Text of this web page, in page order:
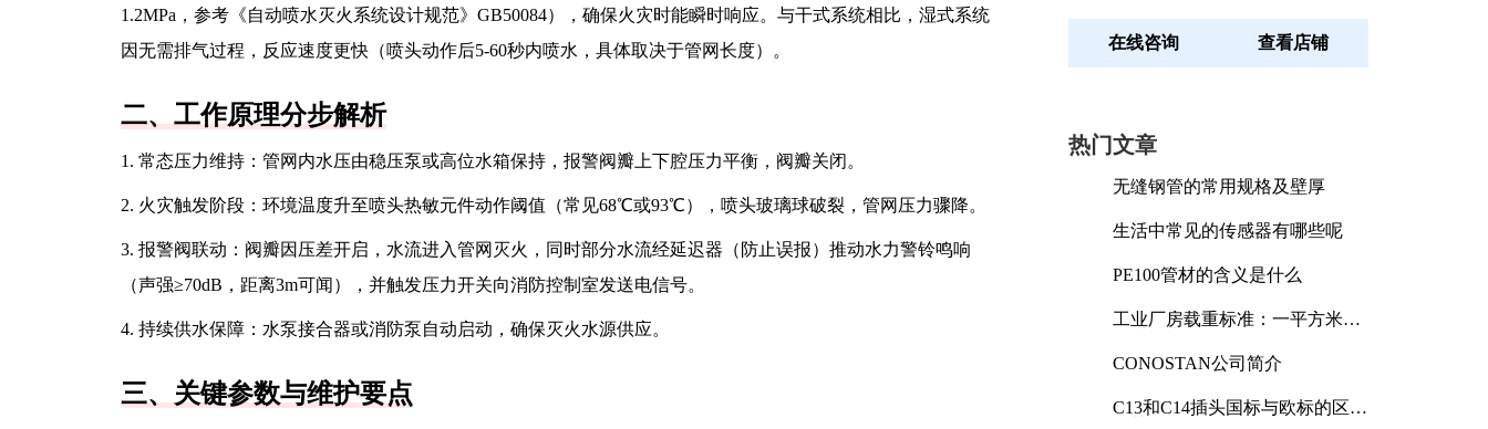
1.2MPa，参考《自动喷水灭火系统设计规范》GB50084），确保火灾时能瞬时响应。与干式系统相比，湿式系统
因无需排气过程，反应速度更快（喷头动作后5-60秒内喷水，具体取决于管网长度）。
二、工作原理分步解析
1. 常态压力维持：管网内水压由稳压泵或高位水箱保持，报警阀瓣上下腔压力平衡，阀瓣关闭。
2. 火灾触发阶段：环境温度升至喷头热敏元件动作阈值（常见68℃或93℃），喷头玻璃球破裂，管网压力骤降。
3. 报警阀联动：阀瓣因压差开启，水流进入管网灭火，同时部分水流经延迟器（防止误报）推动水力警铃鸣响
（声强≥70dB，距离3m可闻），并触发压力开关向消防控制室发送电信号。
4. 持续供水保障：水泵接合器或消防泵自动启动，确保灭火水源供应。
三、关键参数与维护要点
在线咨询 查看店铺
热门文章
无缝钢管的常用规格及壁厚
生活中常见的传感器有哪些呢
PE100管材的含义是什么
工业厂房载重标准：一平方米能
CONOSTAN公司简介
C13和C14插头国标与欧标的区别